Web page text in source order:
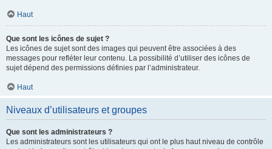
Haut
Que sont les icônes de sujet ?
Les icônes de sujet sont des images qui peuvent être associées à des
messages pour refléter leur contenu. La possibilité d’utiliser des icônes de
sujet dépend des permissions définies par l’administrateur.
Haut
Niveaux d’utilisateurs et groupes
Que sont les administrateurs ?
Les administrateurs sont les utilisateurs qui ont le plus haut niveau de contrôle